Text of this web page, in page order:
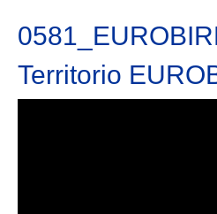
Territorio